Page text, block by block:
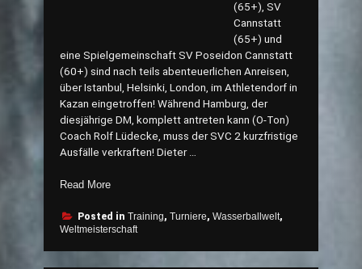
(65+), SV
Cannstatt
(65+) und
eine Spielgemeinschaft SV Poseidon Cannstatt
(60+) sind nach teils abenteuerlichen Anreisen,
über Istanbul, Helsinki, London, im Athletendorf in
Kazan eingetroffen! Während Hamburg, der
diesjährige DM, komplett antreten kann (O-Ton)
Coach Rolf Lüdecke, muss der SVC 2 kurzfristige
Ausfälle verkraften! Dieter …
Read More„Tag
Kopien
in
Kazan
WM2016“
Posted in Training, Turniere, Wasserballwelt,
Weltmeisterschaft